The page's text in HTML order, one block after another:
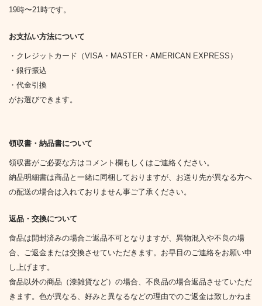
19時〜21時です。
お支払い方法について
・クレジットカード（VISA・MASTER・AMERICAN EXPRESS）
・銀行振込
・代金引換
がお選びできます。
領収書・納品書について
領収書がご必要な方はコメント欄もしくはご連絡ください。
納品明細書は商品と一緒に同梱しておりますが、お送り先が異なる方へ
の配送の場合は入れておりません事ご了承ください。
返品・交換について
食品は開封済みの場合ご返品不可となりますが、異物混入や不良の場
合、ご返金または交換させていただきます。お早目のご連絡をお願い申
し上げます。
食品以外の商品（漆雑貨など）の場合、不良品の場合返品させていただ
きます。色が異なる、好みと異なるなどの理由でのご返金は致しかねま